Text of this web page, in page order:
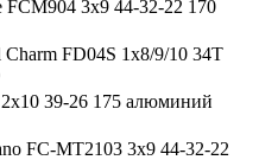
FCM904 3x9 44-32-22 170
Charm FD04S 1x8/9/10 34T
39-26 175 алюминий
FC-MT2103 3x9 44-32-22